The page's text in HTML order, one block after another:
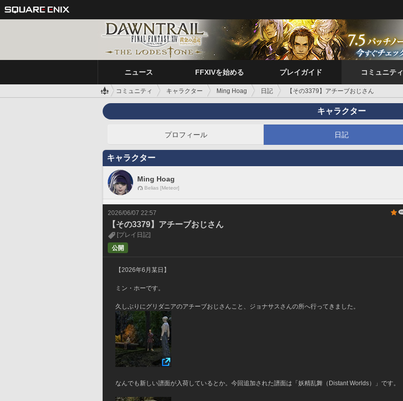
ニュース FFXIVを始める プレイガイド コミュニティ
コミュニティ キャラクター Ming Hoag 日記 【その3379】アチーブおじさん
キャラクター
プロフィール 日記
キャラクター
Ming Hoag
Belias [Meteor]
2026/06/07 22:57
【その3379】アチーブおじさん
[プレイ日記]
公開
【2026年6月某日】
ミン・ホーです。
久しぶりにグリダニアのアチーブおじさんこと、ジョナサスさんの所へ行ってきました。
なんでも新しい譜面が入荷しているとか。今回追加された譜面は「妖精乱舞（Distant Worlds）」です。